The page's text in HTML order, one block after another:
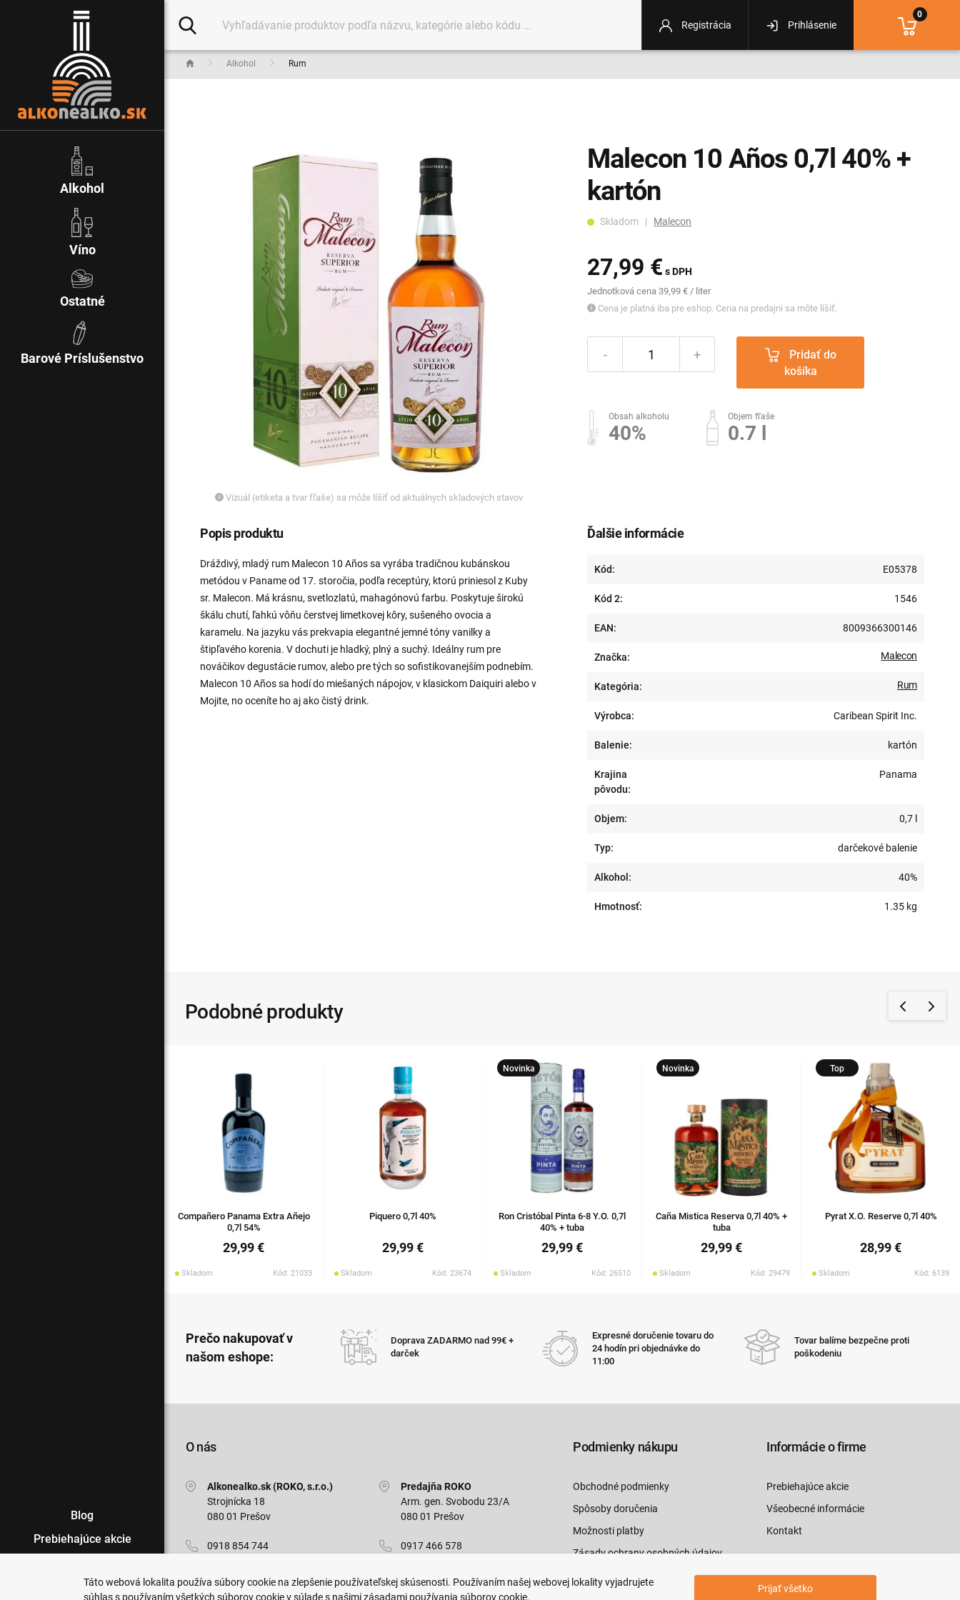
Alkohol Rum
Malecon 10 Años 0,7l 40% +
kartón
Skladom | Malecon
27,99 € s DPH
Jednotková cena 39,99 € / liter
Cena je platná iba pre eshop. Cena na predajni sa môte líšiť.
- +
košíka
Obsah alkoholu
40%
Objem fľaše
0.7 l
Vizuál (etiketa a tvar fľaše) sa môže líšiť od aktuálnych skladových stavov
Ďalšie informácie
Kód: E05378
Kód 2: 1546
EAN: 8009366300146
Značka: Malecon
Kategória: Rum
Výrobca: Caribean Spirit Inc.
Balenie: kartón
Krajina
pôvodu:
Panama
Objem: 0,7 l
Typ: darčekové balenie
Alkohol: 40%
Hmotnosť: 1.35 kg
Popis produktu
Dráždivý, mladý rum Malecon 10 Años sa vyrába tradičnou kubánskou
metódou v Paname od 17. storočia, podľa receptúry, ktorú priniesol z Kuby
sr. Malecon. Má krásnu, svetlozlatú, mahagónovú farbu. Poskytuje širokú
škálu chutí, ľahkú vôňu čerstvej limetkovej kôry, sušeného ovocia a
karamelu. Na jazyku vás prekvapia elegantné jemné tóny vanilky a
štipľavého korenia. V dochuti je hladký, plný a suchý. Ideálny rum pre
nováčikov degustácie rumov, alebo pre tých so sofistikovanejším podnebím.
Malecon 10 Años sa hodí do miešaných nápojov, v klasickom Daiquiri alebo v
Mojite, no oceníte ho aj ako čistý drink.
Podobné produkty
Compañero Panama Extra Añejo
0,7l 54%
29,99 €
Skladom Kód: 21033
Piquero 0,7l 40%
29,99 €
Skladom Kód: 23674
Novinka
Ron Cristóbal Pinta 6-8 Y.O. 0,7l
40% + tuba
29,99 €
Skladom Kód: 26510
Novinka
Caña Mistica Reserva 0,7l 40% +
tuba
29,99 €
Skladom Kód: 29479
Top
Pyrat X.O. Reserve 0,7l 40%
28,99 €
Skladom Kód: 6139
Prečo nakupovať v
našom eshope:
Doprava ZADARMO nad 99€ +
darček
Expresné doručenie tovaru do
24 hodín pri objednávke do
11:00
Tovar balíme bezpečne proti
poškodeniu
O nás
Alkonealko.sk (ROKO, s.r.o.)
Strojnícka 18
080 01 Prešov
0918 854 744
Predajňa ROKO
Arm. gen. Svobodu 23/A
080 01 Prešov
0917 466 578
Podmienky nákupu
Obchodné podmienky
Spôsoby doručenia
Možnosti platby
Zásady ochrany osobných údajov
Informácie o firme
Prebiehajúce akcie
Všeobecné informácie
Kontakt
Registrácia Prihlásenie
0
Alkohol
Víno
Ostatné
Barové Príslušenstvo
Blog
Prebiehajúce akcie
PredajneTáto webová lokalita používa súbory cookie na zlepšenie používateľskej skúsenosti. Používaním našej webovej lokality vyjadrujete
súhlas s používaním všetkých súborov cookie v súlade s našimi zásadami používania súborov cookie.
Prijať všetko